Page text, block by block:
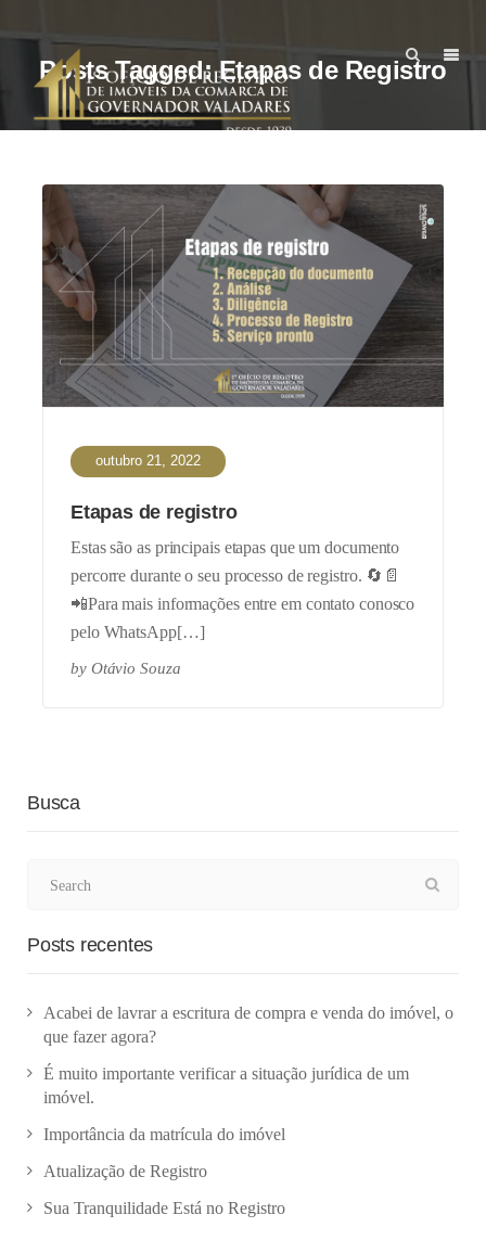
Posts Tagged: Etapas de Registro
outubro 21, 2022
Etapas de registro
Estas são as principais etapas que um documento
percorre durante o seu processo de registro. 🔄📄
📲Para mais informações entre em contato conosco
pelo WhatsApp[…]
by Otávio Souza
Busca
Posts recentes
Acabei de lavrar a escritura de compra e venda do imóvel, o
que fazer agora?
É muito importante verificar a situação jurídica de um
imóvel.
Importância da matrícula do imóvel
Atualização de Registro
Sua Tranquilidade Está no Registro